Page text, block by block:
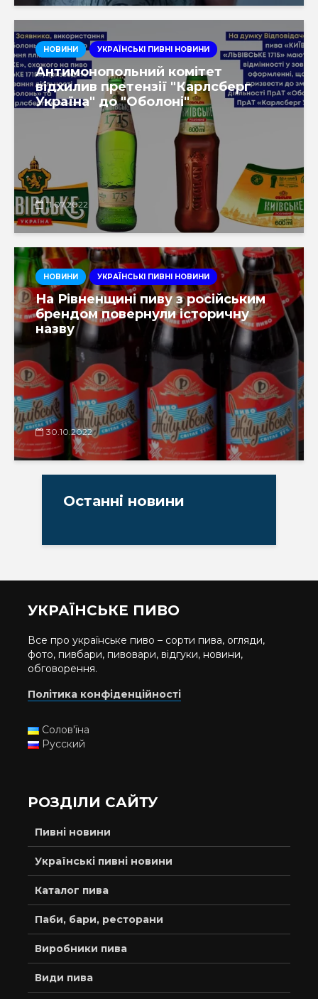
НОВИНИ УКРАЇНСЬКІ ПИВНІ НОВИНИ
Антимонопольний комітет
відхилив претензії "Карлсберг
Україна" до "Оболоні"
11.07.2022
НОВИНИ УКРАЇНСЬКІ ПИВНІ НОВИНИ
На Рівненщині пиву з російським
брендом повернули історичну
назву
30.10.2022
Останні новини
УКРАЇНСЬКЕ ПИВО
Все про українське пиво – сорти пива, огляди,
фото, пивбари, пивовари, відгуки, новини,
обговорення.
Політика конфіденційності
Солов'їна
Русский
РОЗДІЛИ САЙТУ
Пивні новини
Українські пивні новини
Каталог пива
Паби, бари, ресторани
Виробники пива
Види пива